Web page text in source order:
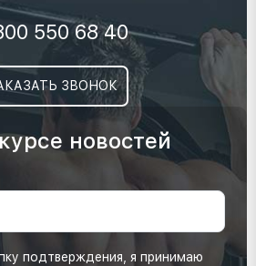
550 68 40
ЗВОНОК
новостей
подтверждения, я принимаю